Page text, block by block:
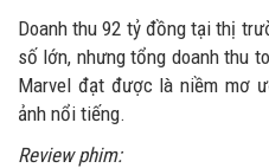
Doanh thu 92 tỷ đồng tại thị
số lớn, nhưng tổng doanh thu
Marvel đạt được là niềm mơ
ảnh nổi tiếng.
Review phim: